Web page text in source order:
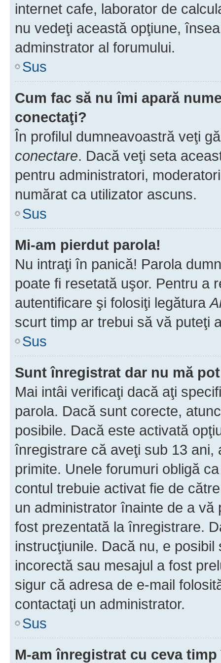
internet cafe, laborator de
nu vedeţi această opţiune,
adminstrator al forumului.
Sus
Cum fac să nu îmi apară
conectaţi?
În profilul dumneavoastră veţi
conectare. Dacă veţi seta
pentru administratori,
numărat ca utilizator ascuns.
Sus
Mi-am pierdut parola!
Nu intraţi în panică! Parola
poate fi resetată uşor. Pentru a
autentificare şi folosiţi legătura
scurt timp ar trebui să vă puteţi
Sus
Sunt înregistrat dar nu mă
Mai intâi verificaţi dacă aţi
parola. Dacă sunt corecte,
posibile. Dacă este activată
înregistrare că aveţi sub 13
primite. Unele forumuri obligă
contul trebuie activat fie de
un administrator înainte de a
fost prezentată la înregistrare.
instrucţiunile. Dacă nu, e
incorectă sau mesajul a fost
sigur că adresa de e-mail
contactaţi un administrator.
Sus
M-am înregistrat cu ceva